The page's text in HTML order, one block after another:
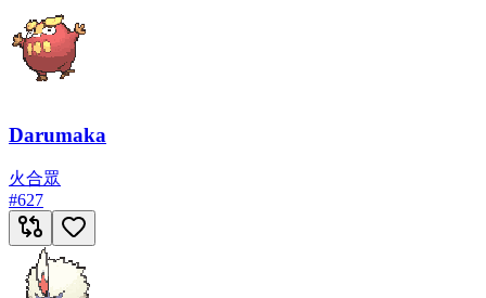
Darumaka
火合眾
#627